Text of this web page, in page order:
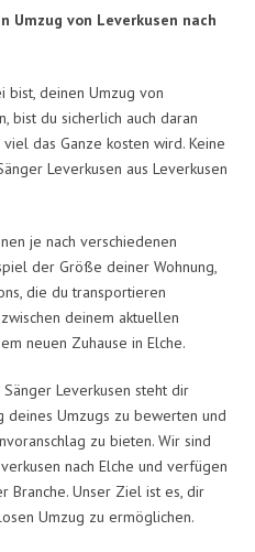
Umzug von Leverkusen nach
bist, deinen Umzug von
bist du sicherlich auch daran
das Ganze kosten wird. Keine
Leverkusen aus Leverkusen
je nach verschiedenen
der Größe deiner Wohnung,
die du transportieren
deinem aktuellen
neuen Zuhause in Elche.
Leverkusen steht dir
deines Umzugs zu bewerten und
zu bieten. Wir sind
nach Elche und verfügen
Branche. Unser Ziel ist es, dir
Umzug zu ermöglichen.